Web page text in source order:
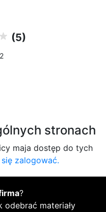
(5)
stronach
maja dostęp do tych
zalogować.
?
odebrać materiały